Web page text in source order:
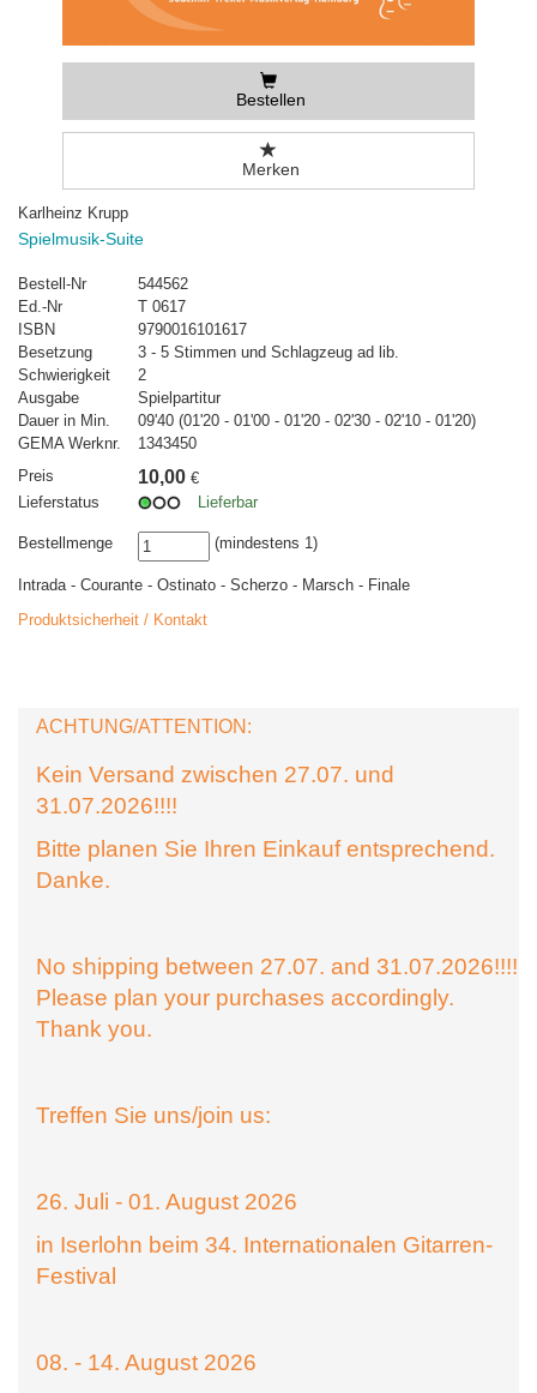
Bestellen
Merken
Karlheinz Krupp
Spielmusik-Suite
Bestell-Nr
544562
Ed.-Nr
T 0617
ISBN
9790016101617
Besetzung
3 - 5 Stimmen und Schlagzeug ad lib.
Schwierigkeit
2
Ausgabe
Spielpartitur
Dauer in Min.
09'40 (01'20 - 01'00 - 01'20 - 02'30 - 02'10 - 01'20)
GEMA Werknr.
1343450
Preis
10,00 €
Lieferstatus
Lieferbar
Bestellmenge (mindestens 1)
Intrada - Courante - Ostinato - Scherzo - Marsch - Finale
Produktsicherheit / Kontakt
ACHTUNG/ATTENTION:
Kein Versand zwischen 27.07. und
31.07.2026!!!!
Bitte planen Sie Ihren Einkauf entsprechend.
Danke.
No shipping between 27.07. and 31.07.2026!!!!
Please plan your purchases accordingly.
Thank you.
Treffen Sie uns/join us:
26. Juli - 01. August 2026
in Iserlohn beim 34. Internationalen Gitarren-
Festival
08. - 14. August 2026